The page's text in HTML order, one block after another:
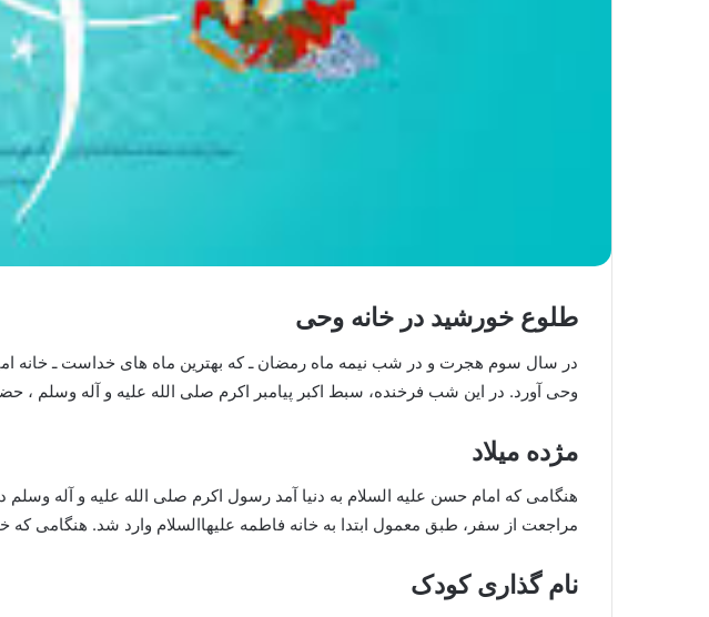
طلوع خورشید در خانه وحی
در سال سوم هجرت و در شب نیمه ماه رمضان ـ که بهترین ماه های خداست ـ خانه
وحی آورد. در این شب فرخنده، سبط اکبر پیامبر اکرم صلی الله علیه و آله وسلم
مژده میلاد
هنگامی که امام حسن علیه السلام به دنیا آمد رسول اکرم صلی الله علیه و آله
مراجعت از سفر، طبق معمول ابتدا به خانه فاطمه علیهاالسلام وارد شد. هنگامی که
نام گذاری کودک